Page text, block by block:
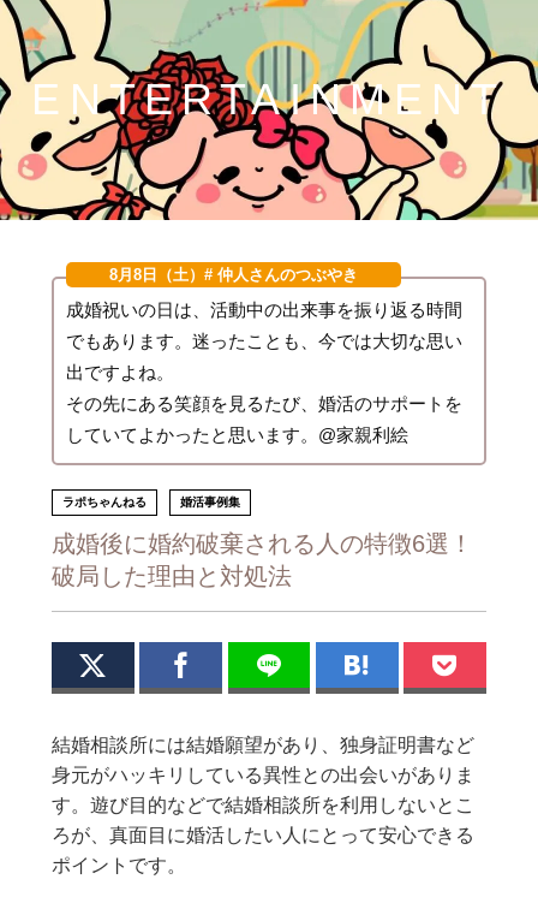
ENTERTAINMENT
8月8日（土）# 仲人さんのつぶやき
成婚祝いの日は、活動中の出来事を振り返る時間
でもあります。迷ったことも、今では大切な思い
出ですよね。
その先にある笑顔を見るたび、婚活のサポートを
していてよかったと思います。@家親利絵
ラポちゃんねる 婚活事例集
成婚後に婚約破棄される人の特徴6選！
破局した理由と対処法
結婚相談所には結婚願望があり、独身証明書など
身元がハッキリしている異性との出会いがありま
す。遊び目的などで結婚相談所を利用しないとこ
ろが、真面目に婚活したい人にとって安心できる
ポイントです。